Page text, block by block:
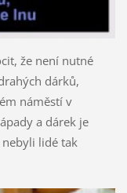
že není nutné
dárků,
náměstí v
a dárek je
nebyli lidé tak